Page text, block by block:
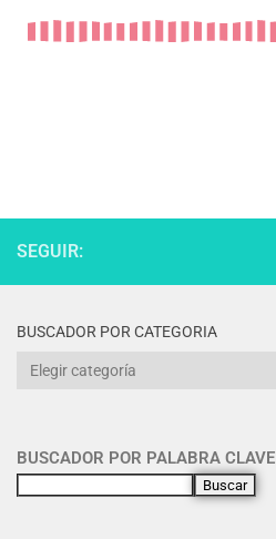
SEGUIR:
BUSCADOR POR CATEGORIA
BUSCADOR POR PALABRA CLAVE
Buscar